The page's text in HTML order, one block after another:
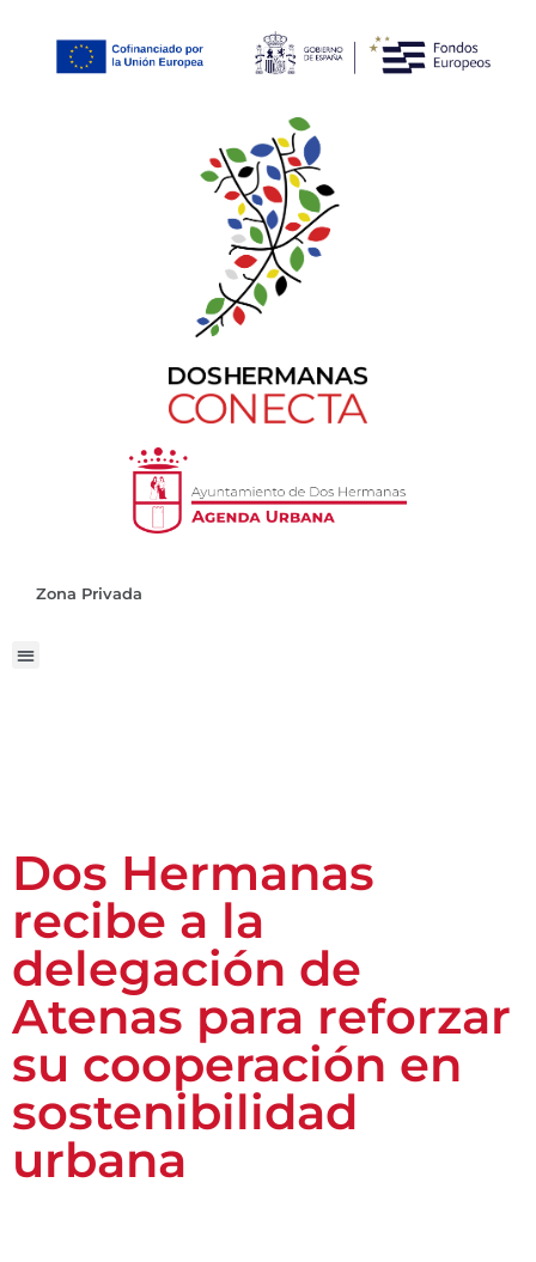
Zona Privada
Dos Hermanas
recibe a la
delegación de
Atenas para reforzar
su cooperación en
sostenibilidad
urbana